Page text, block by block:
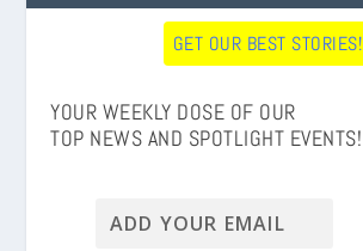
GET OUR BEST STORIES!
YOUR WEEKLY DOSE OF OUR
TOP NEWS AND SPOTLIGHT EVENTS!